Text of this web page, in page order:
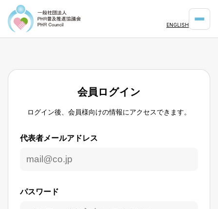
ENGLISH
会員ログイン
ログイン後、会員様向けの情報にアクセスできます。
代表者メールアドレス
パスワード